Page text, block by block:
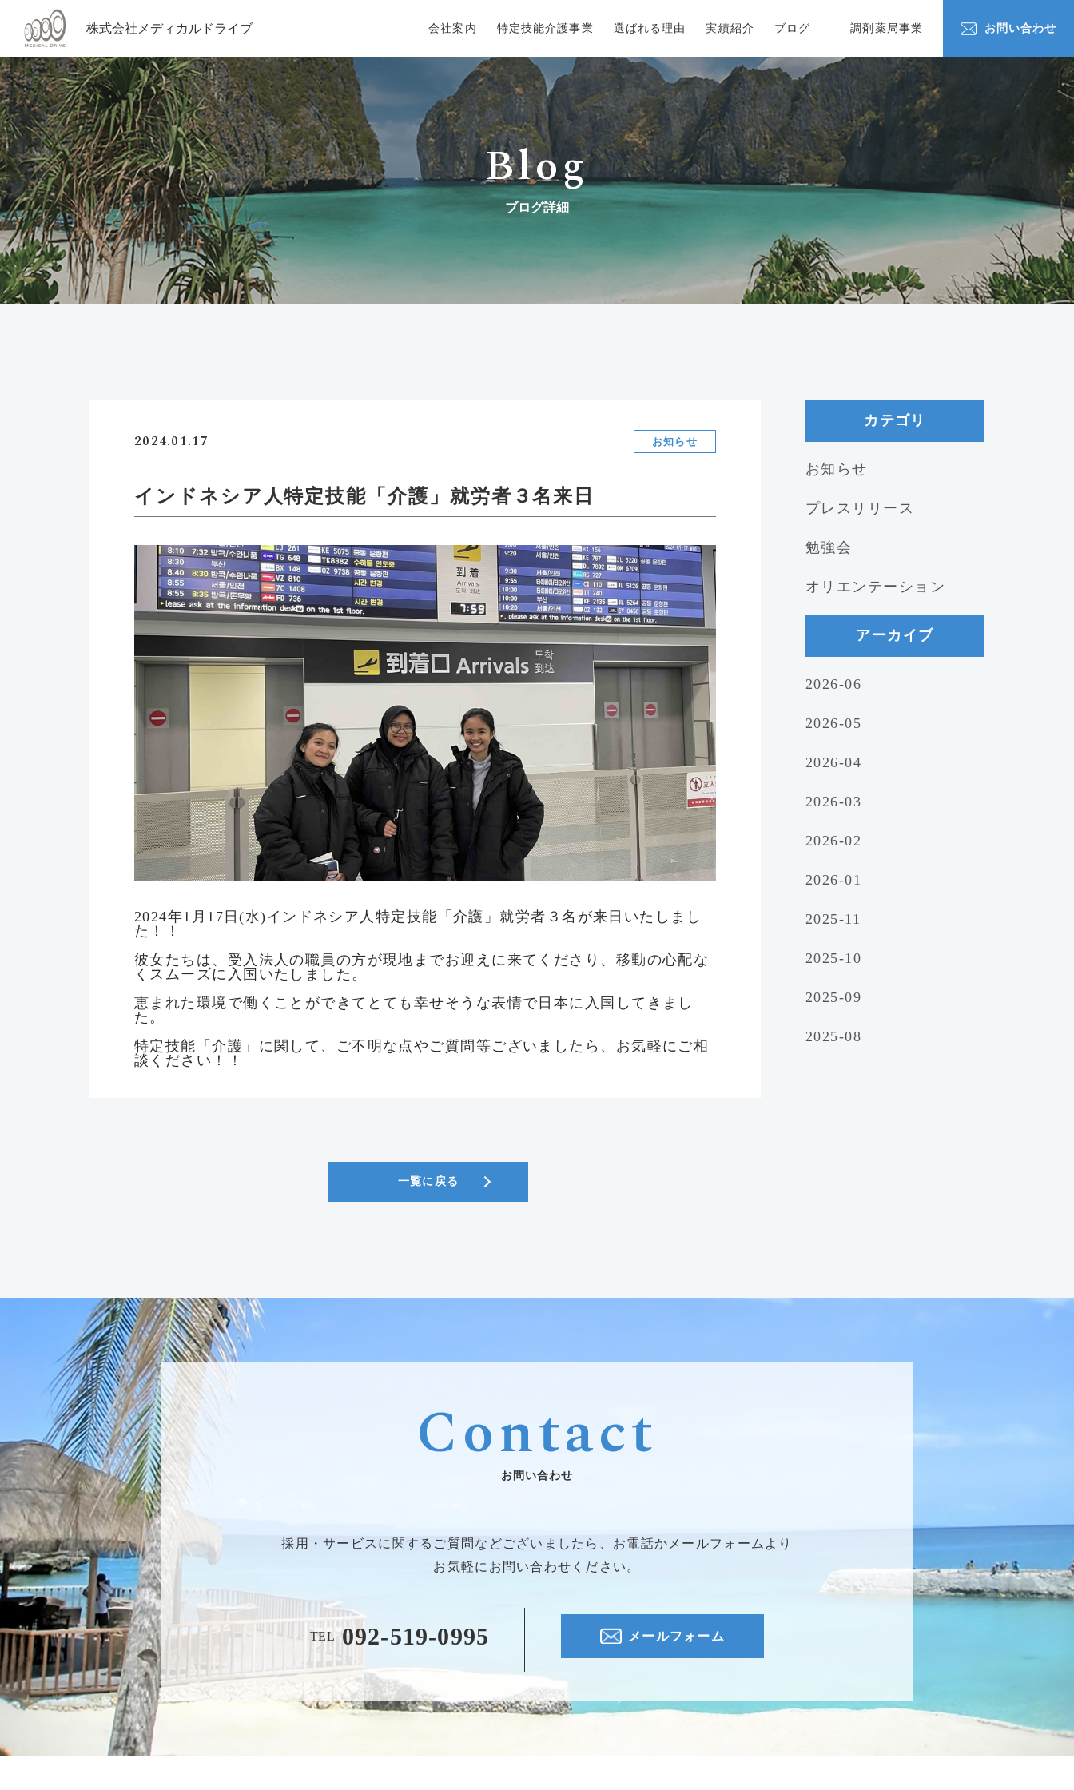
株式会社メディカルドライブ 会社案内 特定技能介護事業 選ばれる理由 実績紹介 ブログ 調剤薬局事業 お問い合わせ
Blog
ブログ詳細
2024.01.17 お知らせ
インドネシア人特定技能「介護」就労者３名来日
2024年1月17日(水)インドネシア人特定技能「介護」就労者３名が来日いたしまし
た！！
彼女たちは、受入法人の職員の方が現地までお迎えに来てくださり、移動の心配な
くスムーズに入国いたしました。
恵まれた環境で働くことができてとても幸せそうな表情で日本に入国してきまし
た。
特定技能「介護」に関して、ご不明な点やご質問等ございましたら、お気軽にご相
談ください！！
カテゴリ
お知らせ
プレスリリース
勉強会
オリエンテーション
アーカイブ
2026-06
2026-05
2026-04
2026-03
2026-02
2026-01
2025-11
2025-10
2025-09
2025-08
一覧に戻る
Contact
お問い合わせ
採用・サービスに関するご質問などございましたら、お電話かメールフォームより
お気軽にお問い合わせください。
TEL 092-519-0995 メールフォーム